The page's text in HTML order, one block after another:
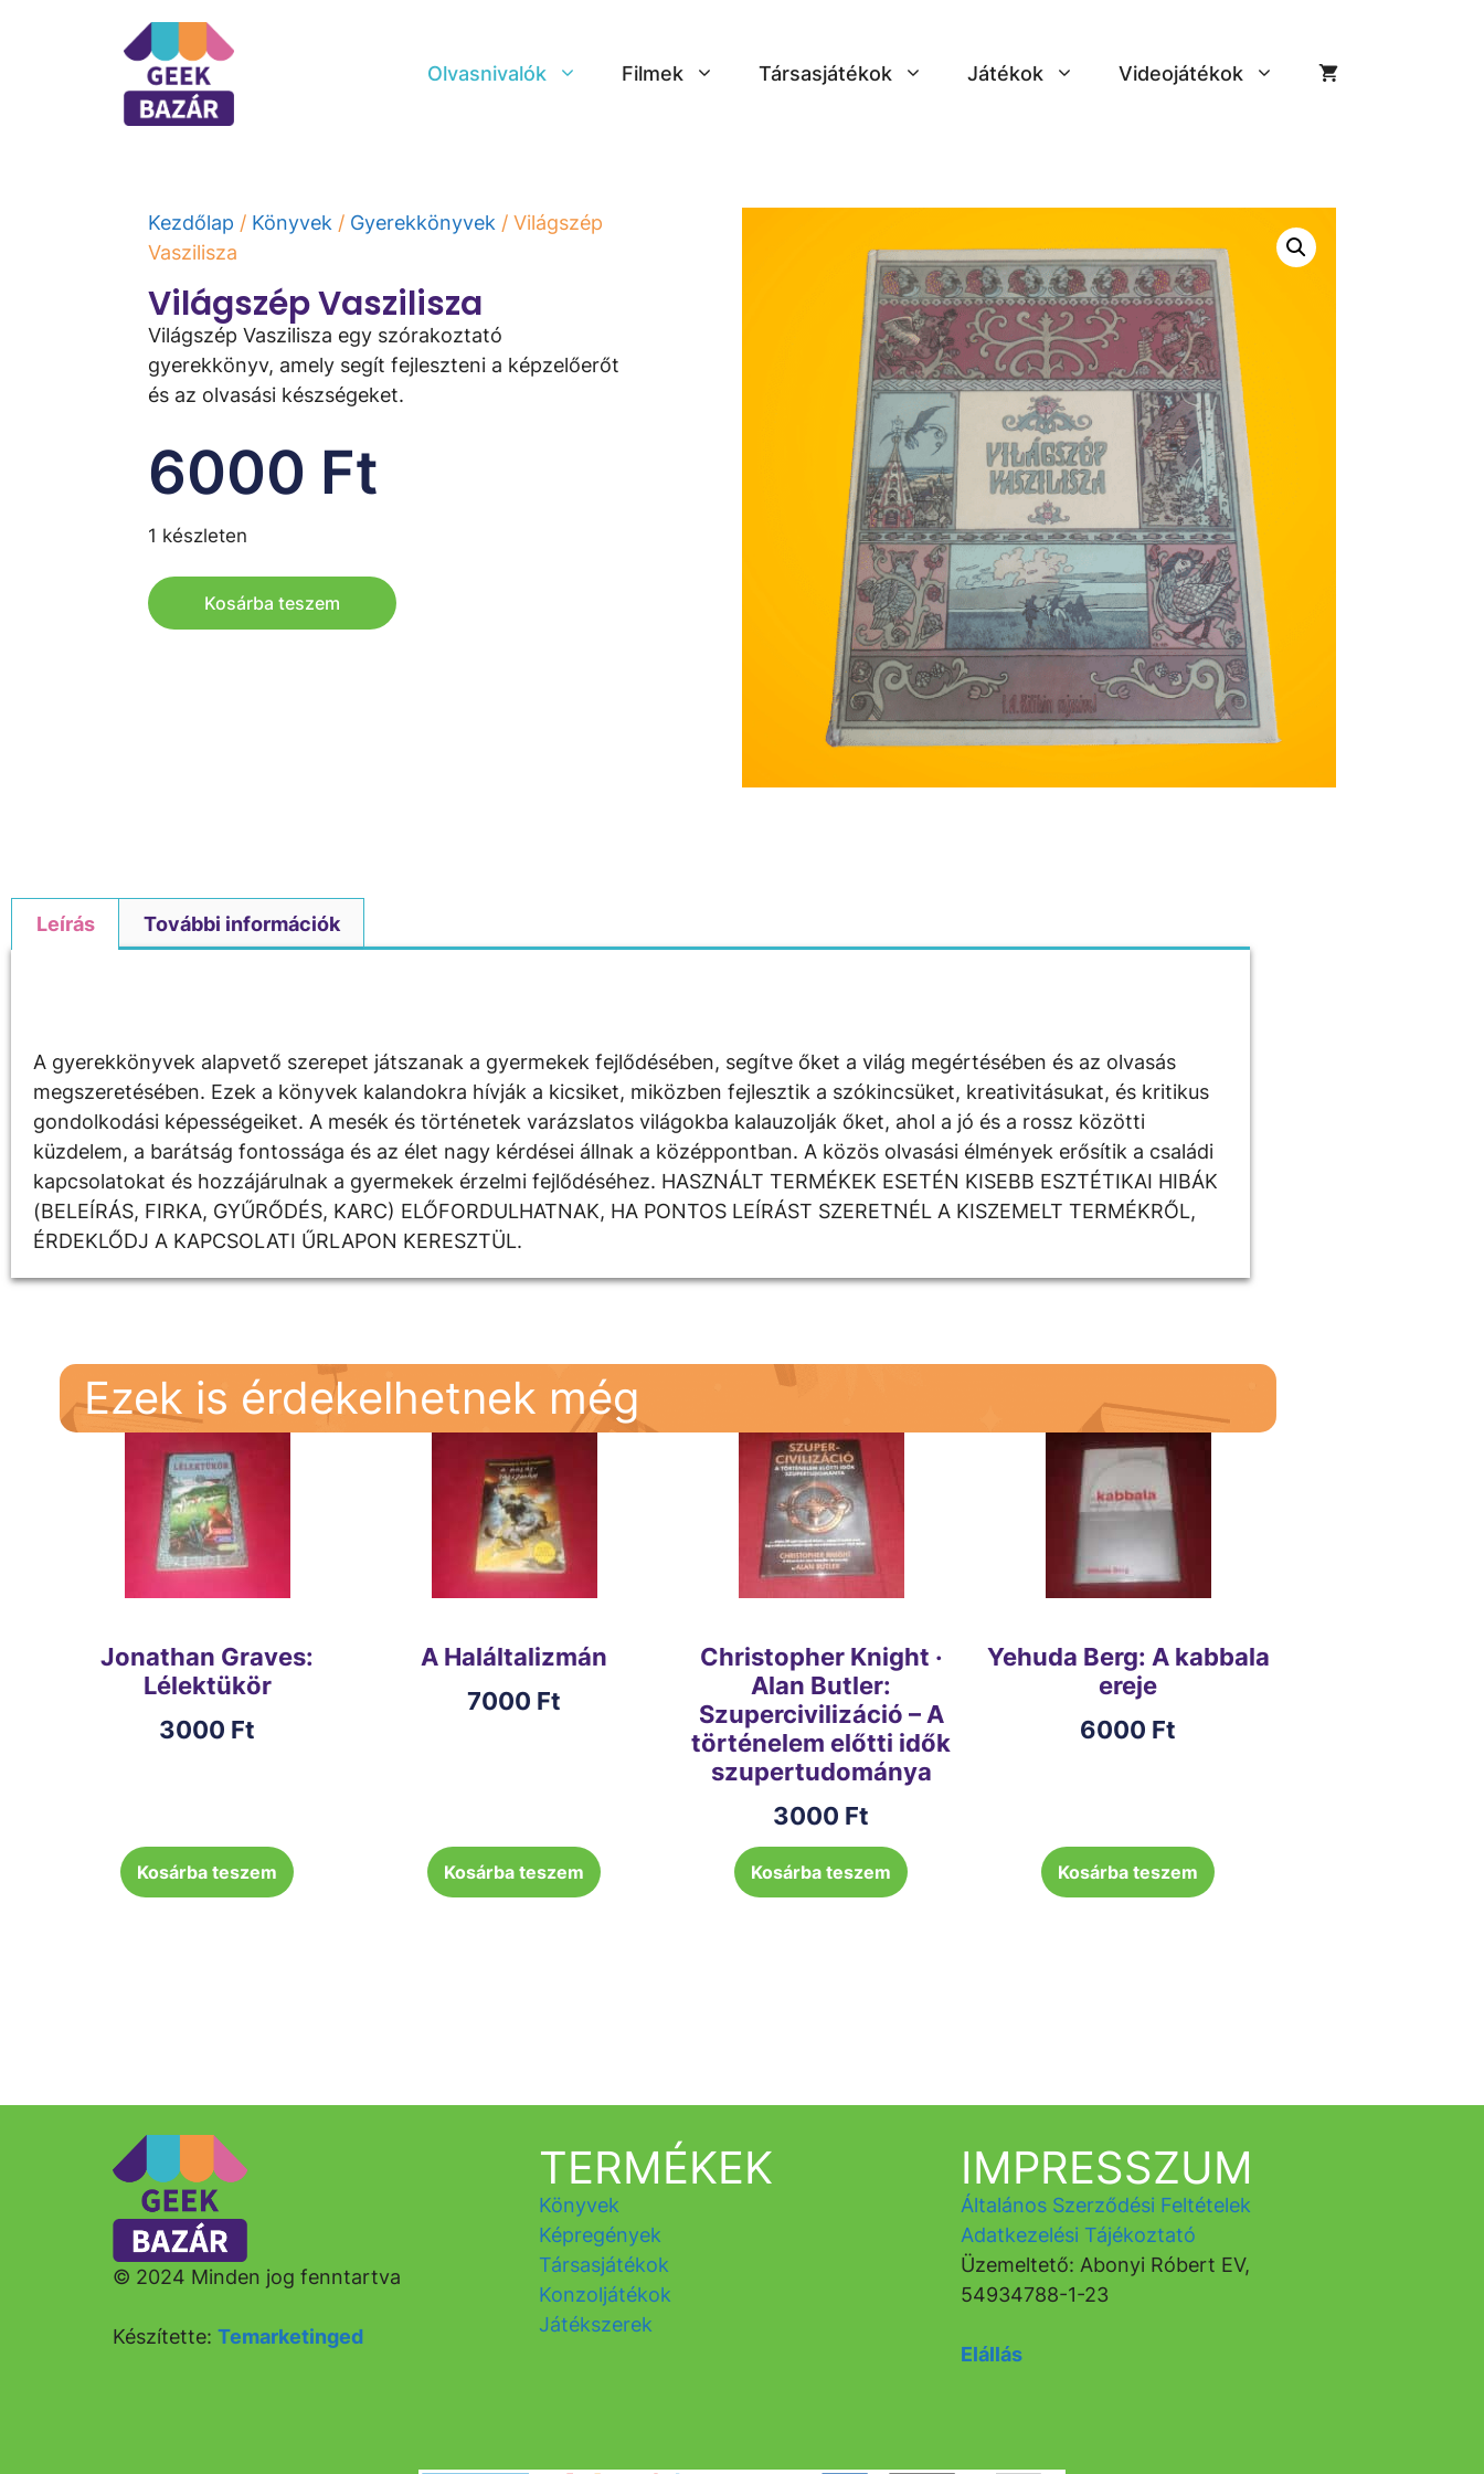
Olvasnivalók Filmek Társasjátékok Játékok Videojátékok
Kezdőlap / Könyvek / Gyerekkönyvek / Világszép
Vaszilisza
Világszép Vaszilisza
Világszép Vaszilisza egy szórakoztató
gyerekkönyv, amely segít fejleszteni a képzelőerőt
és az olvasási készségeket.
6000 Ft
1 készleten
Kosárba teszem
Leírás További információk
A gyerekkönyvek alapvető szerepet játszanak a gyermekek fejlődésében, segítve őket a világ megértésében és az olvasás
megszeretésében. Ezek a könyvek kalandokra hívják a kicsiket, miközben fejlesztik a szókincsüket, kreativitásukat, és kritikus
gondolkodási képességeiket. A mesék és történetek varázslatos világokba kalauzolják őket, ahol a jó és a rossz közötti
küzdelem, a barátság fontossága és az élet nagy kérdései állnak a középpontban. A közös olvasási élmények erősítik a családi
kapcsolatokat és hozzájárulnak a gyermekek érzelmi fejlődéséhez. HASZNÁLT TERMÉKEK ESETÉN KISEBB ESZTÉTIKAI HIBÁK
(BELEÍRÁS, FIRKA, GYŰRŐDÉS, KARC) ELŐFORDULHATNAK, HA PONTOS LEÍRÁST SZERETNÉL A KISZEMELT TERMÉKRŐL,
ÉRDEKLŐDJ A KAPCSOLATI ŰRLAPON KERESZTÜL.
Ezek is érdekelhetnek még
Jonathan Graves:
Lélektükör
3000 Ft
Kosárba teszem
A Haláltalizmán
7000 Ft
Kosárba teszem
Christopher Knight ·
Alan Butler:
Szupercivilizáció – A
történelem előtti idők
szupertudománya
3000 Ft
Kosárba teszem
Yehuda Berg: A kabbala
ereje
6000 Ft
Kosárba teszem
© 2024 Minden jog fenntartva
Készítette: Temarketinged
TERMÉKEK
Könyvek
Képregények
Társasjátékok
Konzoljátékok
Játékszerek
IMPRESSZUM
Általános Szerződési Feltételek
Adatkezelési Tájékoztató
Üzemeltető: Abonyi Róbert EV,
54934788-1-23
Elállás